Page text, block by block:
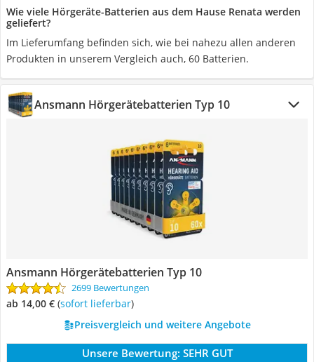
Wie viele Hörgeräte-Batterien aus dem Hause Renata werden
geliefert?
Im Lieferumfang befinden sich, wie bei nahezu allen anderen
Produkten in unserem Vergleich auch, 60 Batterien.
Ansmann Hörgerätebatterien Typ 10
Ansmann Hörgerätebatterien Typ 10
2699 Bewertungen
ab 14,00 € ( Sofort lieferbar)
Preisvergleich und weitere Angebote
Unsere Bewertung: SEHR GUT